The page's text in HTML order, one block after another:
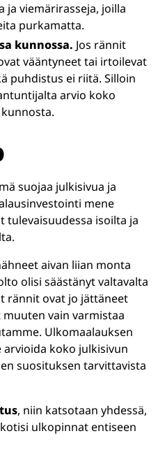
viemärirasseja, joilla
purkamatta.
kunnossa. Jos rännit
vääntyneet tai irtoilevat
puhdistus ei riitä. Silloin
arvio koko
suojaa julkisivua ja
mene
tulevaisuudessa isoilta ja
aivan liian monta
olisi säästänyt valtavalta
rännit ovat jo jättäneet
vain varmistaa
Ulkomaalauksen
koko julkisivun
suosituksen tarvittavista
, niin katsotaan yhdessä,
ulkopinnat entiseen